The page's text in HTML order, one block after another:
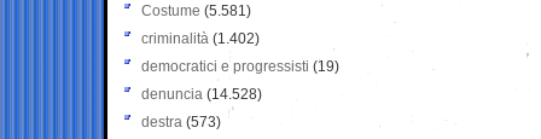
Costume (5.581)
criminalità (1.402)
democratici e progressisti (19)
denuncia (14.528)
destra (573)